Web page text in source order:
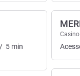
/ 5 min
Casino